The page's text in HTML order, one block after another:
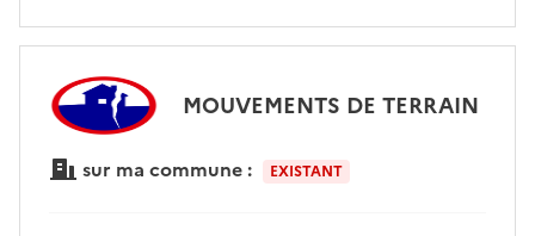
MOUVEMENTS DE TERRAIN
sur ma commune : EXISTANT